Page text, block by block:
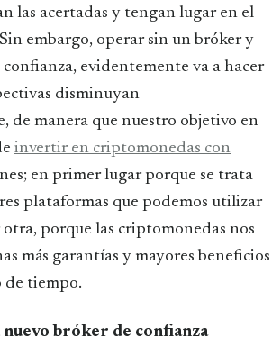
las acertadas y tengan lugar en el
embargo, operar sin un bróker y
evidentemente va a hacer
disminuyan
de manera que nuestro objetivo en
invertir en criptomonedas con
en primer lugar porque se trata
plataformas que podemos utilizar
porque las criptomonedas nos
más garantías y mayores beneficios
de tiempo.
nuevo bróker de confianza